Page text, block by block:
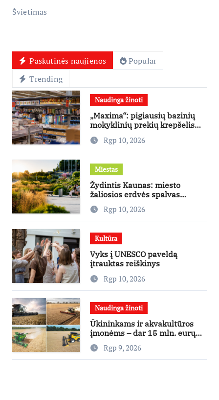
Švietimas
Paskutinės naujienos
Popular
Trending
Naudinga žinoti
„Maxima“: pigiausių bazinių
mokyklinių prekių krepšelis
šiemet kainuoja mažiausiai
nuo 2022-ųjų
Rgp 10, 2026
Miestas
Žydintis Kaunas: miesto
žaliosios erdvės spalvas
dovanoja nuo ankstyvo
pavasario iki vėlyvo rudens
Rgp 10, 2026
Kultūra
Vyks į UNESCO paveldą
įtrauktas reiškinys
Rgp 10, 2026
Naudinga žinoti
Ūkininkams ir akvakultūros
įmonėms – dar 15 mln. eurų
lengvatinėms paskoloms
Rgp 9, 2026